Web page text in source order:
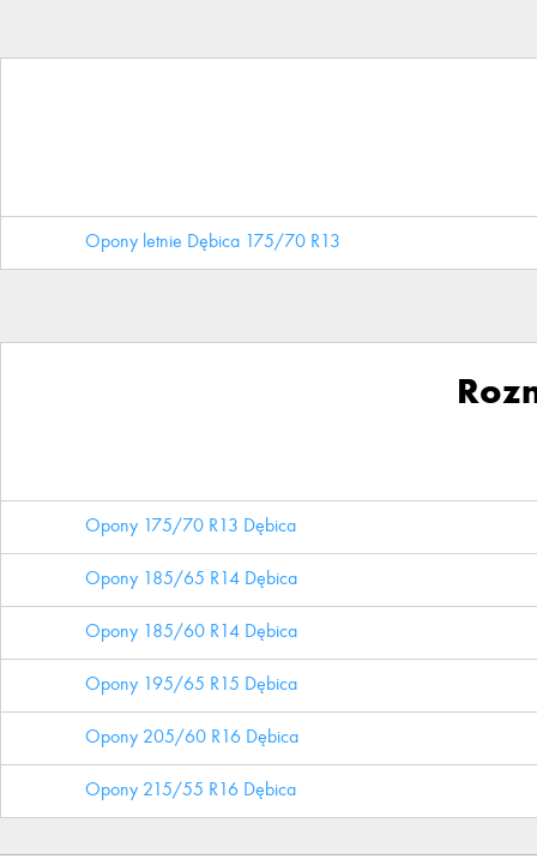
Opony letnie Dębica 175/70 R13
Opony 175/70 R13 Dębica
Opony 185/65 R14 Dębica
Opony 185/60 R14 Dębica
Opony 195/65 R15 Dębica
Opony 205/60 R16 Dębica
Opony 215/55 R16 Dębica